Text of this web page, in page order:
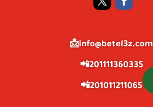
info@betel3z.com📩
201111360335📲
201011211065📲